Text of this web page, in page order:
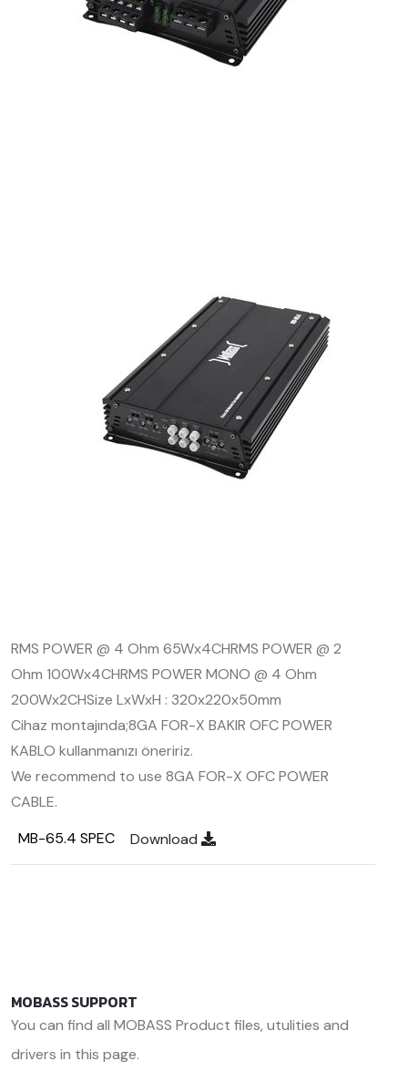
RMS POWER @ 4 Ohm 65Wx4CHRMS POWER @ 2
Ohm 100Wx4CHRMS POWER MONO @ 4 Ohm
200Wx2CHSize LxWxH : 320x220x50mm
Cihaz montajında;8GA FOR-X BAKIR OFC POWER
KABLO kullanmanızı öneririz.
We recommend to use 8GA FOR-X OFC POWER
CABLE.
MB-65.4 SPEC
Download
MOBASS SUPPORT
You can find all MOBASS Product files, utulities and
drivers in this page.